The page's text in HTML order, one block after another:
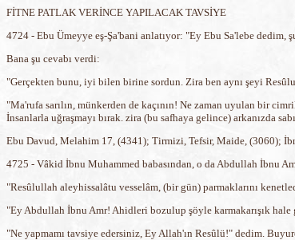
FİTNE PATLAK VERİNCE YAPILACAK TAVSİYE
4724 - Ebu Ümeyye eş-Şa'bani anlatıyor: "Ey Ebu Sa'lebe
Bana şu cevabı verdi:
"Gerçekten bunu, iyi bilen birine sordun. Zira ben aynı şeyi
"Ma'rufa sarılın, münkerden de kaçının! Ne zaman uyulan bir
İnsanlarla uğraşmayı bırak. zira (bu safhaya gelince) arkanızda
Ebu Davud, Melahim 17, (4341); Tirmizi, Tefsir, Maide, (3060);
4725 - Vâkid İbnu Muhammed babasından, o da Abdullah İbnu
"Resûlullah aleyhissalâtu vesselâm, (bir gün) parmaklarını
"Ey Abdullah İbnu Amr! Ahidleri bozulup şöyle karmakarışık hale
"Ne yapmamı tavsiye edersiniz, Ey Allah'ın Resûlü!" dedim.